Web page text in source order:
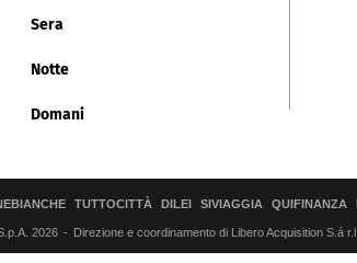
Sera
Notte
Domani
TUTTOCITTÀ DILEI SIVIAGGIA QUIFINANZA
2026 Direzione e coordinamento di Libero Acquisition S.á r.l.